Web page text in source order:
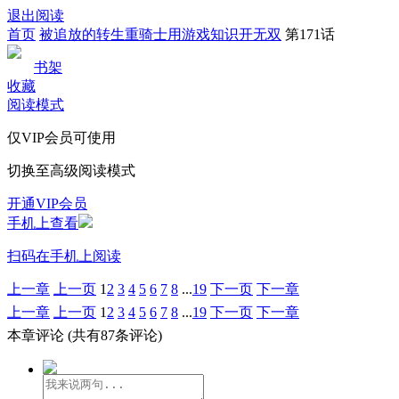
退出阅读
首页 被追放的转生重骑士用游戏知识开无双 第171话
书架
收藏
阅读模式
仅VIP会员可使用
切换至高级阅读模式
开通VIP会员
手机上查看
扫码在手机上阅读
上一章 上一页 1 2 3 4 5 6 7 8 ...19 下一页 下一章
上一章
上一页 1 2 3 4 5 6 7 8 ...19 下一页 下一章
本章评论 (共有87条评论)